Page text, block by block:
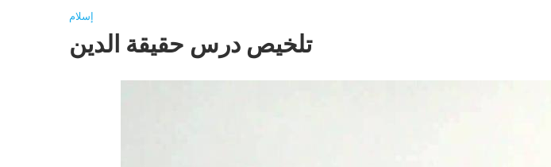
إسلام
تلخيص درس حقيقة الدين